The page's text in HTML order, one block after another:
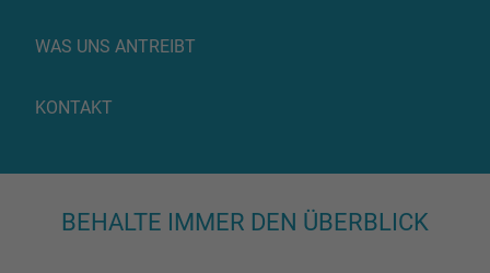
WAS UNS ANTREIBT
KONTAKT
BEHALTE IMMER DEN ÜBERBLICK